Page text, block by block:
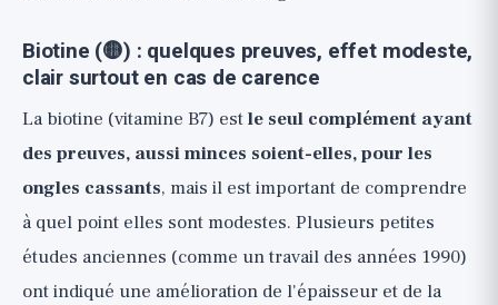
Biotine (🟡) : quelques preuves, effet modeste,
clair surtout en cas de carence
La biotine (vitamine B7) estle seul complément ayant
des preuves, aussi minces soient-elles, pour les
ongles cassants, mais il est important de comprendre
à quel point elles sont modestes. Plusieurs petites
études anciennes (comme un travail des années 1990)
ont indiqué une amélioration de l'épaisseur et de la